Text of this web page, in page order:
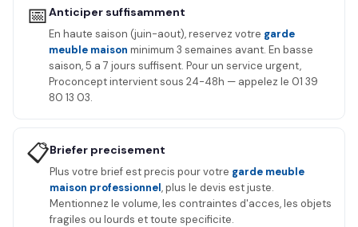
📅Anticiper suffisamment
En haute saison (juin-aout), reservez votre garde
meuble maison minimum 3 semaines avant. En basse
saison, 5 a 7 jours suffisent. Pour un service urgent,
Proconcept intervient sous 24-48h — appelez le 01 39
80 13 03.
📋Briefer precisement
Plus votre brief est precis pour votre garde meuble
maison professionnel, plus le devis est juste.
Mentionnez le volume, les contraintes d'acces, les objets
fragiles ou lourds et toute specificite.